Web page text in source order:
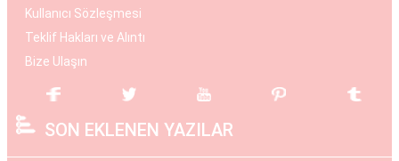
silikon veya tuzlu su dolu implantlar kullanılır.
Operasyon, hasta ile cerrah arasında yapılan
detaylı bir değerlendirme sonucunda kişiye özel
çekici bir görünüm elde etmek isteyen kadınlar
arasında popülerdir.
Kullanıcı Sözleşmesi
Teklif Hakları ve Alıntı
Bize Ulaşın
SON EKLENEN YAZILAR